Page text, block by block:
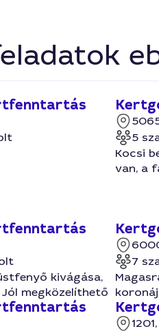
5
Kocsi
van, a
kivágása,
megközelíthető
7